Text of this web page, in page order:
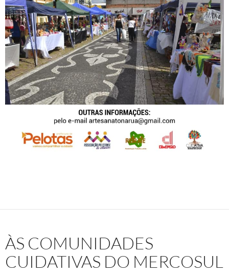
ÀS COMUNIDADES
CUIDATIVAS DO MERCOSUL